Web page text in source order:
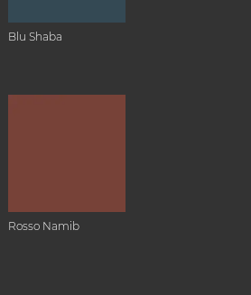
Blu Shaba
Rosso Namib